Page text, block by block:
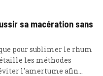
sa macération sans
pour sublimer le rhum
les méthodes
l'amertume afin